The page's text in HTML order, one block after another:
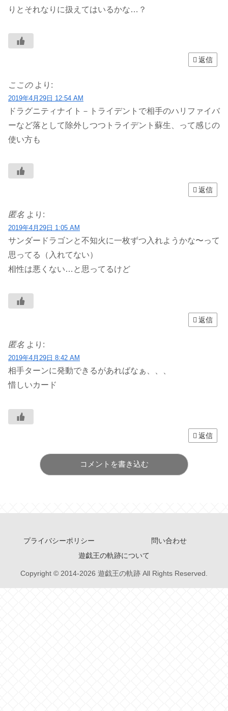
りとそれなりに扱えてはいるかな…？
返信
ここの より:
2019年4月29日 12:54 AM
ドラグニティナイト－トライデントで相手のハリファイバ
ーなど落として除外しつつトライデント蘇生、って感じの
使い方も
返信
匿名 より:
2019年4月29日 1:05 AM
サンダードラゴンと不知火に一枚ずつ入れようかな〜って
思ってる（入れてない）
相性は悪くない…と思ってるけど
返信
匿名 より:
2019年4月29日 8:42 AM
相手ターンに発動できるがあればなぁ、、、
惜しいカード
返信
コメントを書き込む
プライバシーポリシー
問い合わせ
遊戯王の軌跡について
Copyright © 2014-2026 遊戯王の軌跡 All Rights Reserved.